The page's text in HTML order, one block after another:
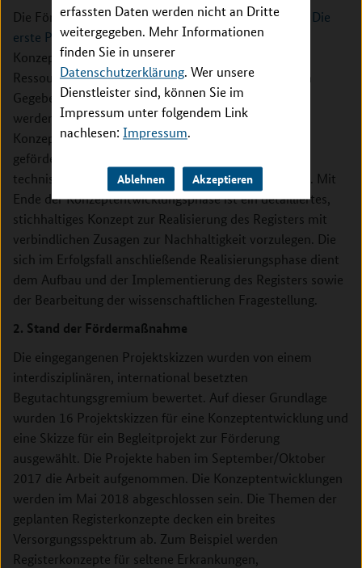
erfassten Daten werden nicht an Dritte
weitergegeben. Mehr Informationen
finden Sie in unserer
Datenschutzerklärung. Wer unsere
Dienstleister sind, können Sie im
Impressum unter folgendem Link
nachlesen: Impressum.
Ablehnen Akzeptieren
Die Förderung der Register erfolgt in zwei Phasen.
Die
erste Phase dient der Konzeptentwicklung. In der
Konzeptentwicklungsphase sollen die benötigten
Ressourcen sowie die strukturellen und prozessualen
Gegebenheiten des aufzubauenden Registers geklärt
werden. Parallel und über die Dauer der
Konzeptentwicklung hinaus wird ein Begleitprojekt
gefördert, um registerübergreifend methodische,
technische und strukturelle Standards gewährleisten. Mit
Ende der Konzeptentwicklungsphase ist ein detailliertes,
stichhaltiges Konzept zur Realisierung des Registers mit
verbindlichen Zusagen zur Nachhaltigkeit vorzulegen. Die
sich im Erfolgsfall anschließende Realisierungsphase dient
dem Aufbau und der Implementierung des Registers sowie
der Bearbeitung der wissenschaftlichen Fragestellung.
2. Stand der Fördermaßnahme
Die eingegangenen Projektskizzen wurden von einem
interdisziplinären, international besetzten
Begutachtungsgremium bewertet. Auf dieser Grundlage
wurden 16 Projektskizzen für eine Konzeptentwicklung und
eine Skizze für ein Begleitprojekt zur Förderung
ausgewählt. Die Projekte haben im September/Oktober
2017 die Arbeit aufgenommen. Die Konzeptentwicklungen
werden im Mai 2018 abgeschlossen sein. Die Themen der
geplanten Registerkonzepte decken ein breites
Versorgungsspektrum ab. Zum Beispiel werden
Registerkonzepte für seltene Erkrankungen,